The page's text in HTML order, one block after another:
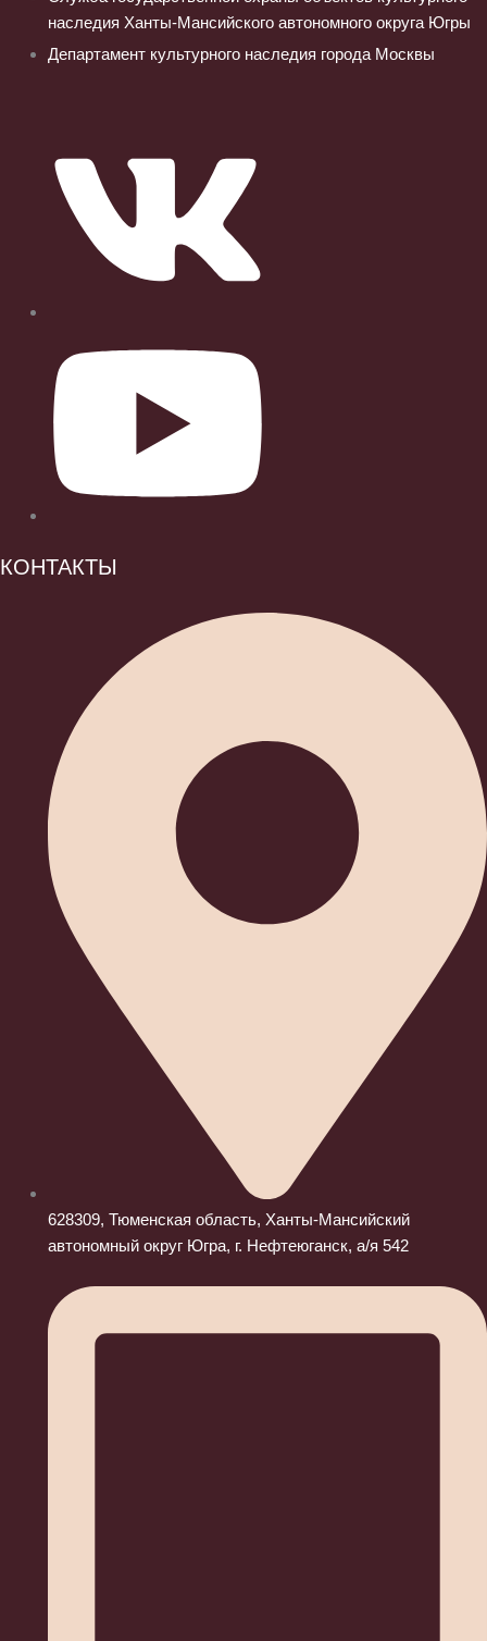
наследия Ханты-Мансийского автономного округа Югры
Департамент культурного наследия города Москвы
КОНТАКТЫ
628309, Тюменская область, Ханты-Мансийский
автономный округ Югра, г. Нефтеюганск, а/я 542